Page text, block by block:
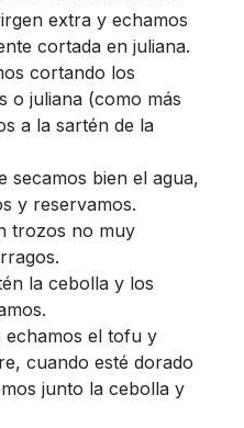
extra y echamos
cortada en juliana.
cortando los
o juliana (como más
a la sartén de la
secamos bien el agua,
y reservamos.
trozos no muy
la cebolla y los
echamos el tofu y
cuando esté dorado
junto la cebolla y